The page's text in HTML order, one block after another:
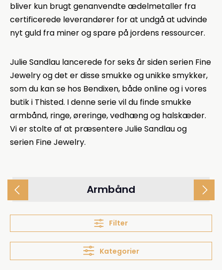
bliver kun brugt genanvendte ædelmetaller fra
certificerede leverandører for at undgå at udvinde
nyt guld fra miner og spare på jordens ressourcer.
Julie Sandlau lancerede for seks år siden serien Fine
Jewelry og det er disse smukke og unikke smykker,
som du kan se hos Bendixen, både online og i vores
butik i Thisted. I denne serie vil du finde smukke
armbånd, ringe, øreringe, vedhæng og halskæder.
Vi er stolte af at præsentere Julie Sandlau og
serien Fine Jewelry.
Armbånd
Filter
Kategorier